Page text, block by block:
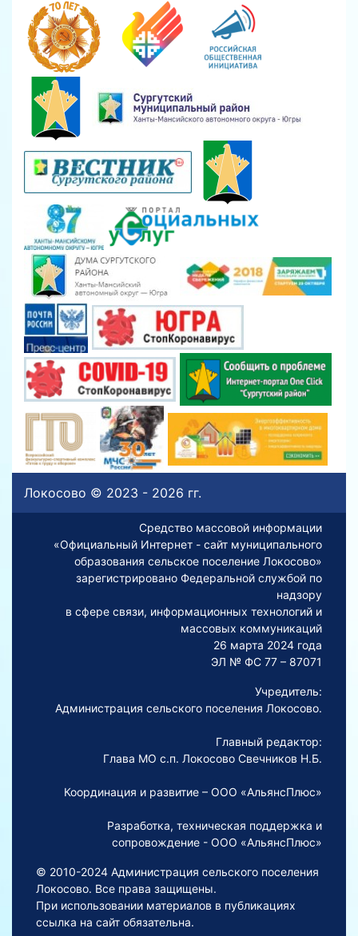
Локосово © 2023 - 2026 гг.
Средство массовой информации
«Официальный Интернет - сайт муниципального
образования сельское поселение Локосово»
зарегистрировано Федеральной службой по
надзору
в сфере связи, информационных технологий и
массовых коммуникаций
26 марта 2024 года
ЭЛ № ФС 77 – 87071
Учредитель:
Администрация сельского поселения Локосово.
Главный редактор:
Глава МО с.п. Локосово Свечников Н.Б.
Координация и развитие – ООО «АльянсПлюс»
Разработка, техническая поддержка и
сопровождение - ООО «АльянсПлюс»
© 2010-2024 Администрация сельского поселения
Локосово. Все права защищены.
При использовании материалов в публикациях
ссылка на сайт обязательна.